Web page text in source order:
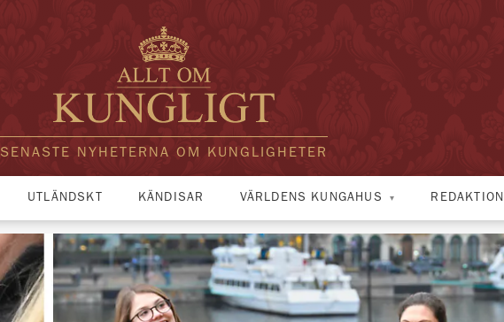
SENASTE NYHETERNA OM KUNGLIGHETER
UTLÄNDSKT KÄNDISAR VÄRLDENS KUNGAHUS REDAKTION